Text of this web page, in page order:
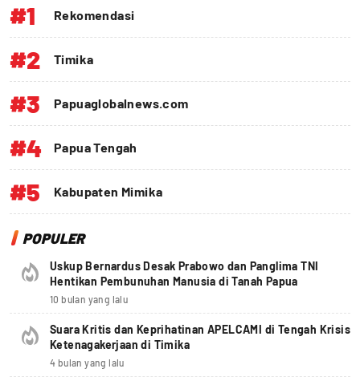
#1 Rekomendasi
#2 Timika
#3 Papuaglobalnews.com
#4 Papua Tengah
#5 Kabupaten Mimika
POPULER
Uskup Bernardus Desak Prabowo dan Panglima TNI
Hentikan Pembunuhan Manusia di Tanah Papua
10 bulan yang lalu
Suara Kritis dan Keprihatinan APELCAMI di Tengah Krisis
Ketenagakerjaan di Timika
4 bulan yang lalu